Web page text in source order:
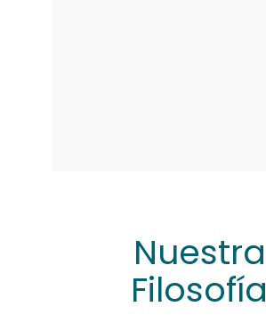
Nuestra
Filosofía